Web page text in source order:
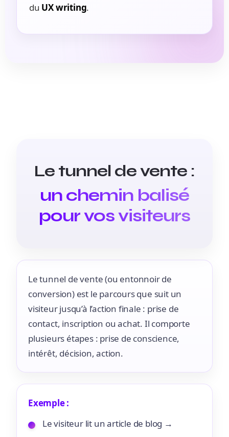
du UX writing.
Le tunnel de vente :
un chemin balisé
pour vos visiteurs
Le tunnel de vente (ou entonnoir de
conversion) est le parcours que suit un
visiteur jusqu’à l’action finale : prise de
contact, inscription ou achat. Il comporte
plusieurs étapes : prise de conscience,
intérêt, décision, action.
Exemple :
Le visiteur lit un article de blog →